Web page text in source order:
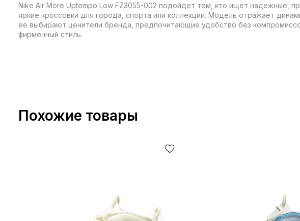
Nike Air More Uptempo Low FZ3055-002 подойдет тем, кто ищет надежные,
яркие кроссовки для города, спорта или коллекции. Модель отражает
её выбирают ценители бренда, предпочитающие удобство без
фирменный стиль.
Похожие товары